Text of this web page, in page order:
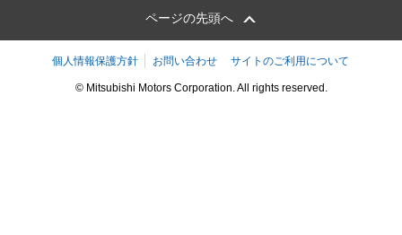
ページの先頭へ
個人情報保護方針 お問い合わせ サイトのご利用について
© Mitsubishi Motors Corporation. All rights reserved.